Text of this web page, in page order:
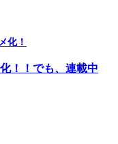
化！
！！でも、連載中